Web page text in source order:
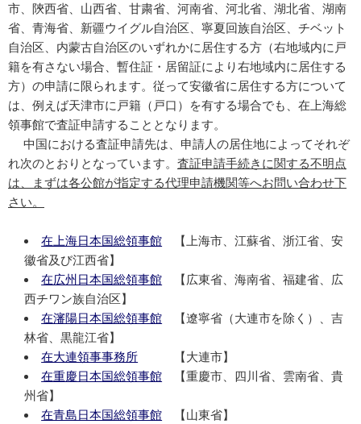
市、陝西省、山西省、甘粛省、河南省、河北省、湖北省、湖南
省、青海省、新疆ウイグル自治区、寧夏回族自治区、チベット
自治区、内蒙古自治区のいずれかに居住する方（右地域内に戸
籍を有さない場合、暫住証・居留証により右地域内に居住する
方）の申請に限られます。従って安徽省に居住する方について
は、例えば天津市に戸籍（戸口）を有する場合でも、在上海総
領事館で査証申請することとなります。
中国における査証申請先は、申請人の居住地によってそれぞ
れ次のとおりとなっています。 査証申請手続きに関する不明点
は、まずは各公館が指定する代理申請機関等へお問い合わせ下
さい。
在上海日本国総領事館 【上海市、江蘇省、浙江省、安
徽省及び江西省】
在広州日本国総領事館 【広東省、海南省、福建省、広
西チワン族自治区】
在瀋陽日本国総領事館 【遼寧省（大連市を除く）、吉
林省、黒龍江省】
在大連領事事務所 【大連市】
在重慶日本国総領事館 【重慶市、四川省、雲南省、貴
州省】
在青島日本国総領事館 【山東省】